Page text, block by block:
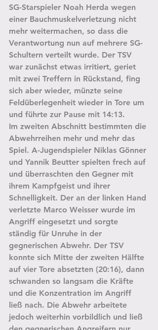
SG-Starspieler Noah Herda wegen
einer Bauchmuskelverletzung nicht
mehr weitermachen, so dass die
Verantwortung nun auf mehrere SG-
Schultern verteilt wurde. Der TSV
war zunächst etwas irritiert, geriet
mit zwei Treffern in Rückstand, fing
sich aber wieder, münzte seine
Feldüberlegenheit wieder in Tore um
und führte zur Pause mit 14:13.
Im zweiten Abschnitt bestimmten die
Abwehrreihen mehr und mehr das
Spiel. A-Jugendspieler Niklas Gönner
und Yannik Beutter spielten frech auf
und überraschten den Gegner mit
ihrem Kampfgeist und ihrer
Schnelligkeit. Der an der linken Hand
verletzte Marco Weisser wurde im
Angriff eingesetzt und sorgte
ständig für Unruhe in der
gegnerischen Abwehr. Der TSV
konnte sich Mitte der zweiten Hälfte
auf vier Tore absetzten (20:16), dann
schwanden so langsam die Kräfte
und die Konzentration im Angriff
ließ nach. Die Abwehr arbeitete
jedoch weiterhin vorbildlich und ließ